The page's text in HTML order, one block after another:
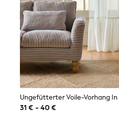
Marvel
Paw Patrol
Peppa Pig
Gaming
Harry Potter
Spider man
New In
Trainers
Hoodies & Sweatshirts
T-Shirts & Vests
Leggings
Swim
31 € - 40 €